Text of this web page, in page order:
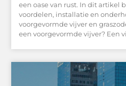
een oase van rust. In dit artikel
voordelen, installatie en
voorgevormde vijver en
een voorgevormde vijver? Een